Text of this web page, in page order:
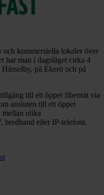
och kommersiella lokaler över
har man i dagsläget cirka 4
på Ekerö och på
till ett öppet fibernät via
ansluten till ett öppet
mellan olika
bredband eller IP-telefoni.